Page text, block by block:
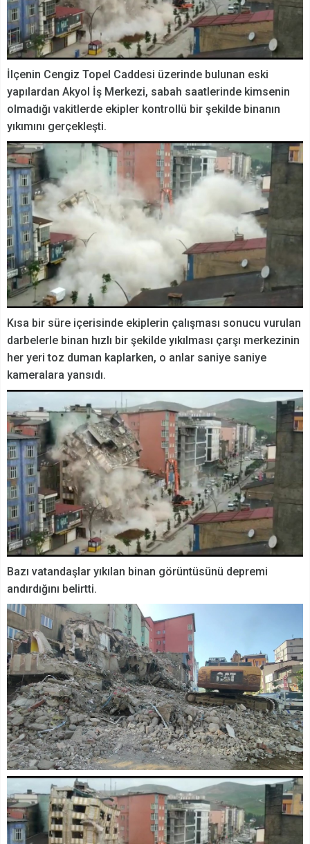
İlçenin Cengiz Topel Caddesi üzerinde bulunan eski
yapılardan Akyol İş Merkezi, sabah saatlerinde kimsenin
olmadığı vakitlerde ekipler kontrollü bir şekilde binanın
yıkımını gerçekleşti.
Kısa bir süre içerisinde ekiplerin çalışması sonucu vurulan
darbelerle binan hızlı bir şekilde yıkılması çarşı merkezinin
her yeri toz duman kaplarken, o anlar saniye saniye
kameralara yansıdı.
Bazı vatandaşlar yıkılan binan görüntüsünü depremi
andırdığını belirtti.